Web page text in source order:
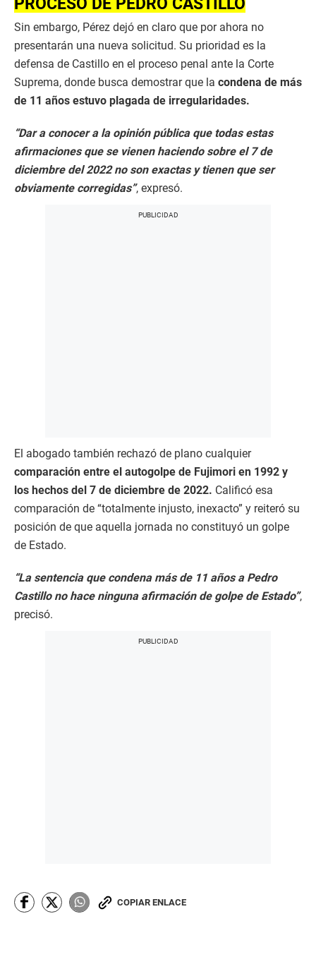
Sin embargo, Pérez dejó en claro que por ahora no
presentarán una nueva solicitud. Su prioridad es la
defensa de Castillo en el proceso penal ante la Corte
Suprema, donde busca demostrar que la condena de más
de 11 años estuvo plagada de irregularidades.
“Dar a conocer a la opinión pública que todas estas
afirmaciones que se vienen haciendo sobre el 7 de
diciembre del 2022 no son exactas y tienen que ser
obviamente corregidas”, expresó.
El abogado también rechazó de plano cualquier
comparación entre el autogolpe de Fujimori en 1992 y
los hechos del 7 de diciembre de 2022. Calificó esa
comparación de “totalmente injusto, inexacto” y reiteró su
posición de que aquella jornada no constituyó un golpe
de Estado.
“La sentencia que condena más de 11 años a Pedro
Castillo no hace ninguna afirmación de golpe de Estado”,
precisó.
COPIAR ENLACE